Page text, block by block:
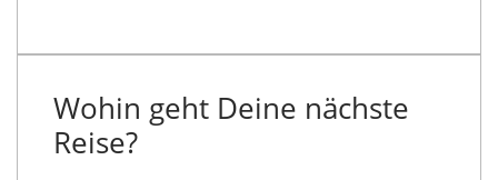
Wohin geht Deine nächste
Reise?